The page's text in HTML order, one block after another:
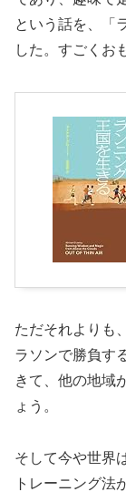
という話を、「
した。すごくお
ただそれよりも
ラソンで勝負す
きて、他の地域
ょう。
そして今や世界
トレーニング法